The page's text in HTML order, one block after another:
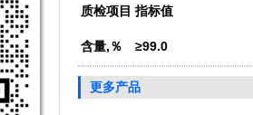
质检项目 指标值
含量,％ ≥99.0
更多产品